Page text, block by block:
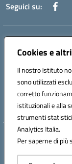
Cookies e
Il nostro Istituto
sono utilizzati
corretto
istituzionali e alla
strumenti
Analytics Italia.
Per saperne di più
Seguici su:
Indirizzo:
Centralino:+39 0965
Codice fiscale:
Codice meccanografico:
Codice Indice delle